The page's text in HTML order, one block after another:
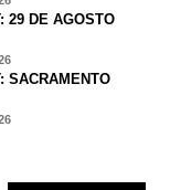
29 DE AGOSTO
SACRAMENTO